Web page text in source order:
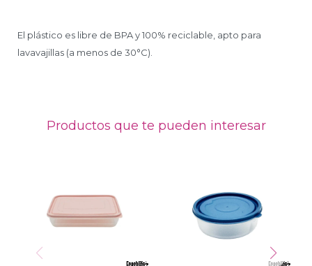
El plástico es libre de BPA y 100% reciclable, apto para
lavavajillas (a menos de 30°C).
Productos que te pueden interesar